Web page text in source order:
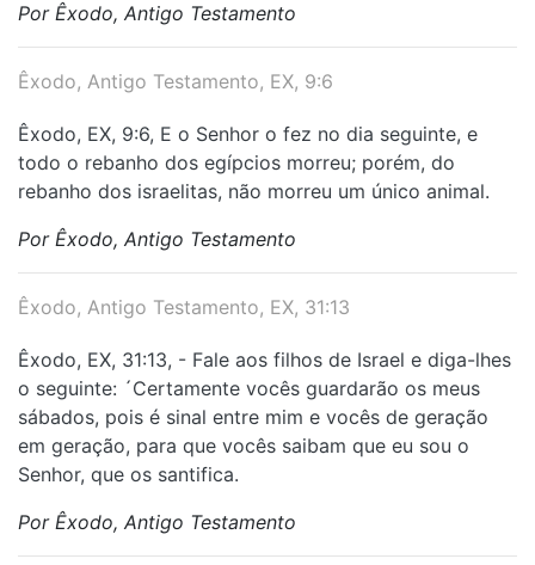
Por Êxodo, Antigo Testamento
Êxodo, Antigo Testamento, EX, 9:6
Êxodo, EX, 9:6, E o Senhor o fez no dia seguinte, e
todo o rebanho dos egípcios morreu; porém, do
rebanho dos israelitas, não morreu um único animal.
Por Êxodo, Antigo Testamento
Êxodo, Antigo Testamento, EX, 31:13
Êxodo, EX, 31:13, - Fale aos filhos de Israel e diga-lhes
o seguinte: ´Certamente vocês guardarão os meus
sábados, pois é sinal entre mim e vocês de geração
em geração, para que vocês saibam que eu sou o
Senhor, que os santifica.
Por Êxodo, Antigo Testamento